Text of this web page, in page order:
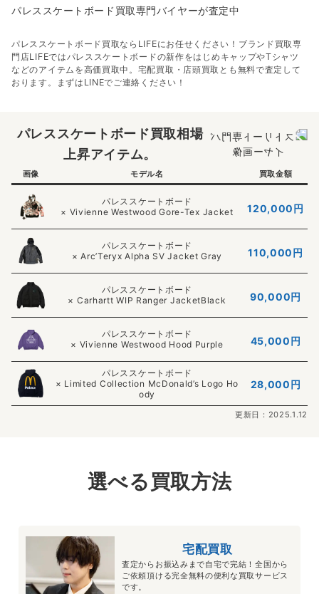
パレススケートボード買取専門バイヤーが査定中
パレススケートボード買取ならLIFEにお任せください！ブランド買取専
門店LIFEではパレススケートボードの新作をはじめキャップやTシャツ
などのアイテムを高価買取中。宅配買取・店頭買取とも無料で査定して
おります。まずはLINEでご連絡ください！
パレススケートボード買取相場
上昇アイテム。
画像 モデル名 買取金額
パレススケートボード
× Vivienne Westwood Gore-Tex Jacket
120,000 円
パレススケートボード
× Arc’Teryx Alpha SV Jacket Gray
110,000 円
パレススケートボード
× Carhartt WIP Ranger JacketBlack
90,000 円
パレススケートボード
× Vivienne Westwood Hood Purple
45,000 円
パレススケートボード
× Limited Collection McDonald’s Logo Ho
ody
28,000円
更新日：2025.1.12
選べる買取方法
宅配買取
査定からお振込みまで自宅で完結！全国から
ご依頼頂ける完全無料の便利な買取サービス
です。